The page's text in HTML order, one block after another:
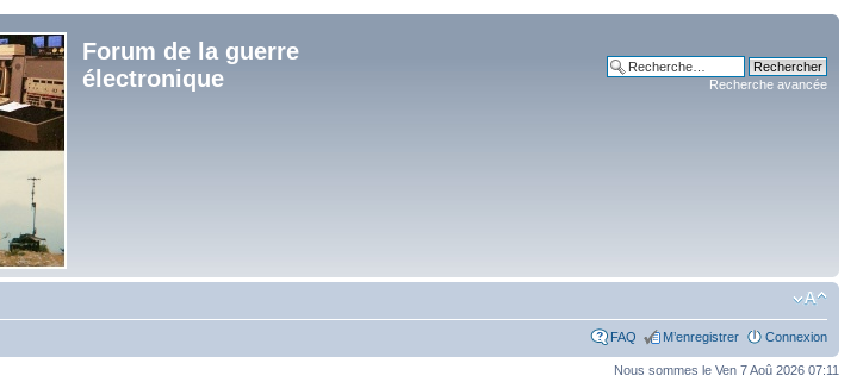
Forum de la guerre
électronique
Recherche avancée
FAQ M’enregistrer Connexion
Nous sommes le Ven 7 Aoû 2026 07:11